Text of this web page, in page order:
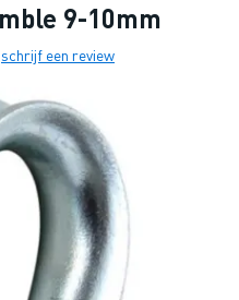
9-10mm
schrijf een review